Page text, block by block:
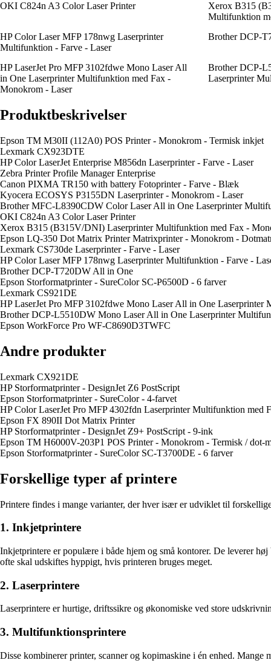
OKI C824n A3 Color Laser Printer
Xerox B315
Multifunktion
HP Color Laser MFP 178nwg Laserprinter
Multifunktion - Farve - Laser
Brother DCP-
HP LaserJet Pro MFP 3102fdwe Mono Laser All
in One Laserprinter Multifunktion med Fax -
Monokrom - Laser
Brother DCP-
Laserprinter
Produktbeskrivelser
Epson TM M30II (112A0) POS Printer - Monokrom - Termisk inkjet
Lexmark CX923DTE
HP Color LaserJet Enterprise M856dn Laserprinter - Farve - Laser
Zebra Printer Profile Manager Enterprise
Canon PIXMA TR150 with battery Fotoprinter - Farve - Blæk
Kyocera ECOSYS P3155DN Laserprinter - Monokrom - Laser
Brother MFC-L8390CDW Color Laser All in One Laserprinter
OKI C824n A3 Color Laser Printer
Xerox B315 (B315V/DNI) Laserprinter Multifunktion med Fax -
Epson LQ-350 Dot Matrix Printer Matrixprinter - Monokrom -
Lexmark CS730de Laserprinter - Farve - Laser
HP Color Laser MFP 178nwg Laserprinter Multifunktion - Farve -
Brother DCP-T720DW All in One
Epson Storformatprinter - SureColor SC-P6500D - 6 farver
Lexmark CS921DE
HP LaserJet Pro MFP 3102fdwe Mono Laser All in One
Brother DCP-L5510DW Mono Laser All in One Laserprinter
Epson WorkForce Pro WF-C8690D3TWFC
Andre produkter
Lexmark CX921DE
HP Storformatprinter - DesignJet Z6 PostScript
Epson Storformatprinter - SureColor - 4-farvet
HP Color LaserJet Pro MFP 4302fdn Laserprinter Multifunktion med
Epson FX 890II Dot Matrix Printer
HP Storformatprinter - DesignJet Z9+ PostScript - 9-ink
Epson TM H6000V-203P1 POS Printer - Monokrom - Termisk / dot-
Epson Storformatprinter - SureColor SC-T3700DE - 6 farver
Forskellige typer af printere
Printere findes i mange varianter, der hver især er udviklet til
1. Inkjetprintere
Inkjetprintere er populære i både hjem og små kontorer. De leverer
ofte skal udskiftes hyppigt, hvis printeren bruges meget.
2. Laserprintere
Laserprintere er hurtige, driftssikre og økonomiske ved store
3. Multifunktionsprintere
Disse kombinerer printer, scanner og kopimaskine i én enhed.